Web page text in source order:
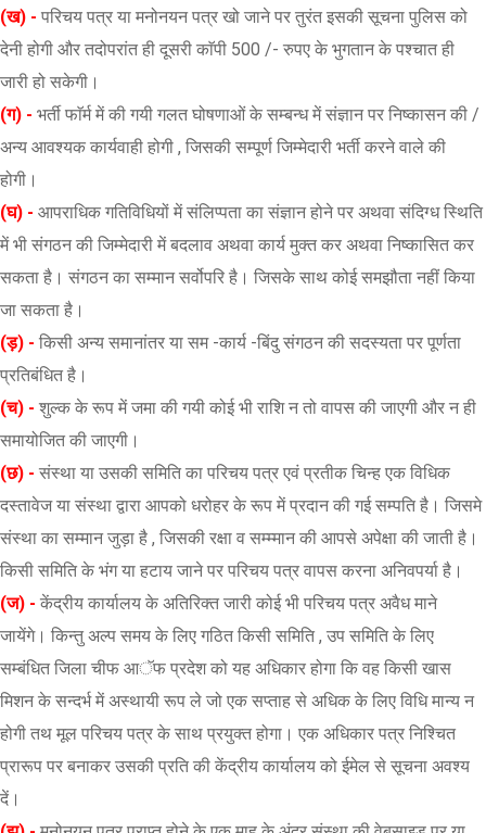
(ख) - परिचय पत्र या मनोनयन पत्र खो जाने पर तुरंत इसकी सूचना पुलिस को
देनी होगी और तदोपरांत ही दूसरी काॅपी 500 /- रुपए के भुगतान के पश्चात ही
जारी हो सकेगी।
(ग) - भर्ती फाॅर्म में की गयी गलत घोषणाओं के सम्बन्ध में संज्ञान पर निष्कासन की /
अन्य आवश्यक कार्यवाही होगी , जिसकी सम्पूर्ण जिम्मेदारी भर्ती करने वाले की
होगी।
(घ) - आपराधिक गतिविधियों में संलिप्पता का संज्ञान होने पर अथवा संदिग्ध स्थिति
में भी संगठन की जिम्मेदारी में बदलाव अथवा कार्य मुक्त कर अथवा निष्कासित कर
सकता है। संगठन का सम्मान सर्वोपरि है। जिसके साथ कोई समझौता नहीं किया
जा सकता है।
(ड़) - किसी अन्य समानांतर या सम -कार्य -बिंदु संगठन की सदस्यता पर पूर्णता
प्रतिबंधित है।
(च) - शुल्क के रूप में जमा की गयी कोई भी राशि न तो वापस की जाएगी और न ही
समायोजित की जाएगी।
(छ) - संस्था या उसकी समिति का परिचय पत्र एवं प्रतीक चिन्ह एक विधिक
दस्तावेज या संस्था द्वारा आपको धरोहर के रूप में प्रदान की गई सम्पति है। जिसमे
संस्था का सम्मान जुड़ा है , जिसकी रक्षा व सम्म्मान की आपसे अपेक्षा की जाती है।
किसी समिति के भंग या हटाय जाने पर परिचय पत्र वापस करना अनिवपर्या है।
(ज) - केंद्रीय कार्यालय के अतिरिक्त जारी कोई भी परिचय पत्र अवैध माने
जायेंगे। किन्तु अल्प समय के लिए गठित किसी समिति , उप समिति के लिए
सम्बंधित जिला चीफ आॅफ प्रदेश को यह अधिकार होगा कि वह किसी खास
मिशन के सन्दर्भ में अस्थायी रूप ले जो एक सप्ताह से अधिक के लिए विधि मान्य न
होगी तथ मूल परिचय पत्र के साथ प्रयुक्त होगा। एक अधिकार पत्र निश्चित
प्रारूप पर बनाकर उसकी प्रति की केंद्रीय कार्यालय को ईमेल से सूचना अवश्य
दें।